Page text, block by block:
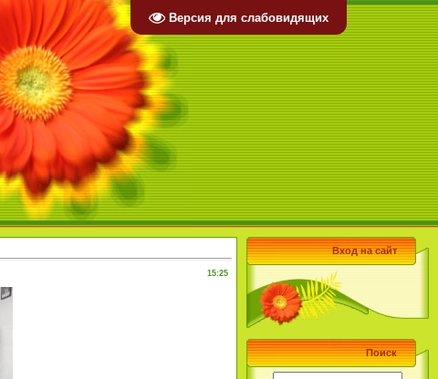
Версия для слабовидящих
15:25
Вход на сайт
Поиск